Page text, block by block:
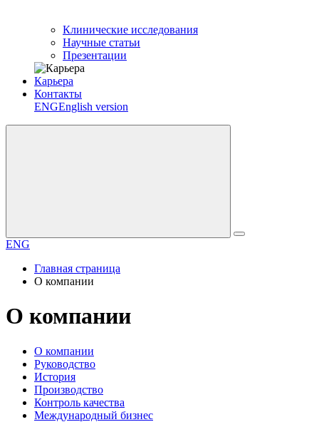
Клинические исследования
Научные статьи
Презентации
Карьера
Контакты
ENGEnglish version
ENG
Главная страница
О компании
О компании
О компании
Руководство
История
Производство
Контроль качества
Международный бизнес